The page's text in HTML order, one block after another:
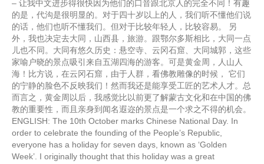
– 让我中文进步得很快因为他们的口音跟北京人的完全不同！有趣
的是，代沟是很明显的。对于四十岁以上的人，我们听不懂他们说
的话，他们也听不懂我们。但对于比较年轻人，比较容易。 另
外，我也决定去大同，山西县，旅游。跟鄂尔多斯相比，大同一点
儿也不同。大同有悠久历史：悬空寺、云冈石窟、大同城郭，这些
家喻户晓的景点吸引来自五湖四海的游客。可是黄金周，人山人
海！比方说，在云冈石窟，由于人群，看佛教雕像的时候， 它们
的宁静的脸色不反映我们！然而我还是能享受工匠的艺术人才。总
而言之，黄金周以后，我感觉比以前更了解蒙古文化和在中国的佛
教的重要性，而且亲身到闻名遐迩的景点是一个求之不得的机会。
ENGLISH: The 10th October marks Chinese National Day. In
order to celebrate the founding of the People’s Republic,
everyone has a holiday for seven days, known as ‘Golden
Week’. I originally thought that this holiday was a great